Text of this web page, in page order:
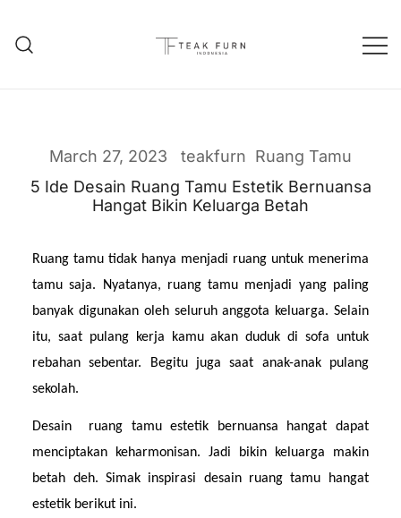
March 27, 2023 teakfurn Ruang Tamu
5 Ide Desain Ruang Tamu Estetik Bernuansa
Hangat Bikin Keluarga Betah
Ruang tamu tidak hanya menjadi ruang untuk menerima
tamu saja. Nyatanya, ruang tamu menjadi yang paling
banyak digunakan oleh seluruh anggota keluarga. Selain
itu, saat pulang kerja kamu akan duduk di sofa untuk
rebahan sebentar. Begitu juga saat anak-anak pulang
sekolah.
Desain  ruang tamu estetik bernuansa hangat dapat
menciptakan keharmonisan. Jadi bikin keluarga makin
betah deh. Simak inspirasi desain ruang tamu hangat
estetik berikut ini.